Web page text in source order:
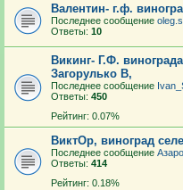
Валентин- г.ф.
Последнее сообщение
Ответы: 10
Викинг- Г.Ф.
Загорулько В,
Последнее сообщение
Ответы: 450
Рейтинг: 0.07%
ВиктОр, виноград
Последнее сообщение
Ответы: 414
Рейтинг: 0.18%